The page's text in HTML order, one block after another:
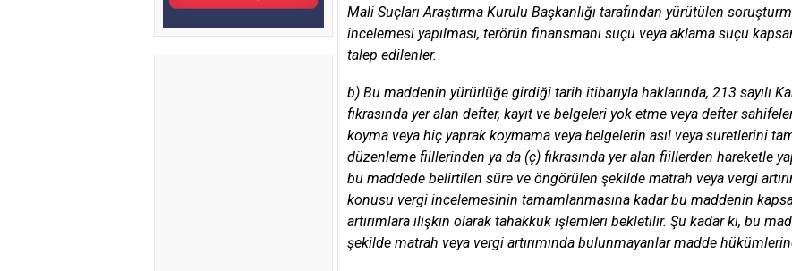
Mali Suçları Araştırma Kurulu Başkanlığı tarafından yürütülen
incelemesi yapılması, terörün finansmanı suçu veya aklama suçu
talep edilenler.
b) Bu maddenin yürürlüğe girdiği tarih itibarıyla haklarında, 213 sayılı
fıkrasında yer alan defter, kayıt ve belgeleri yok etme veya defter
koyma veya hiç yaprak koymama veya belgelerin asıl veya suretlerini
düzenleme fiillerinden ya da (ç) fıkrasında yer alan fiillerden hareketle
bu maddede belirtilen süre ve öngörülen şekilde matrah veya vergi
konusu vergi incelemesinin tamamlanmasına kadar bu maddenin
artırımlara ilişkin olarak tahakkuk işlemleri bekletilir. Şu kadar ki, bu
şekilde matrah veya vergi artırımında bulunmayanlar madde